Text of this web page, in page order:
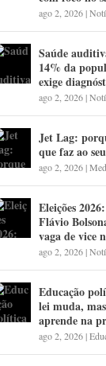
ago 2, 2026|
Saúde
14% da
exige
ago 2, 2026|
Jet Lag:
que faz ao
ago 2, 2026|
Eleições
Flávio
vaga de vice
ago 2, 2026|
Educação
lei muda,
aprende na
ago 2, 2026|